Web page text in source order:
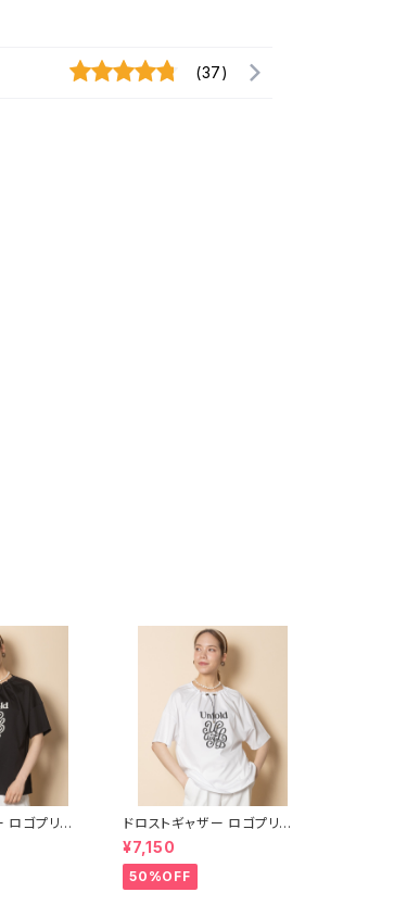
(37)
ロゴプリント
】
ドロストギャザー ロゴプリント
カットソー【8260103】
¥7,150
50%OFF